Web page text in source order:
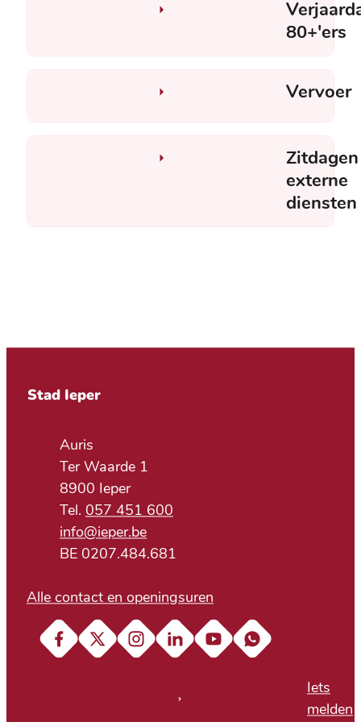
80+'ers
Vervoer
Zitdagen
externe
diensten
Contact & openingsuren
Stad Ieper
AdresAuris
Ter Waarde 1
,8900 Ieper
057 451 600
E-mailinfo@ieper.be
BTW nr.BE 0207.484.681
Alle contact en openingsuren
Iets
melden
FacebookX (Twitter)InstagramLinkedInYouTubeSoundcloud